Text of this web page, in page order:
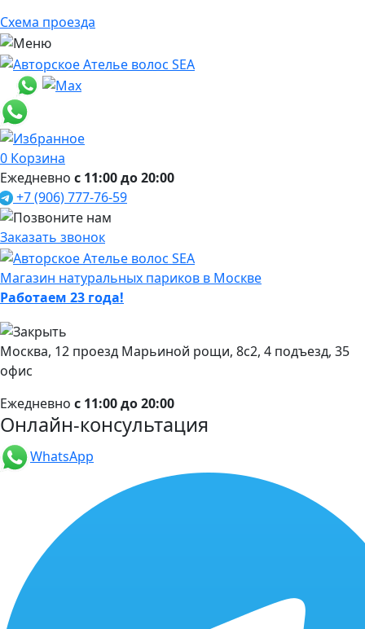
Схема проезда
0 Корзина
Ежедневно с 11:00 до 20:00
+7 (906) 777-76-59
Заказать звонок
Магазин натуральных париков в Москве
Работаем 23 года!
Москва, 12 проезд Марьиной рощи, 8с2, 4 подъезд, 35
офис
Ежедневно с 11:00 до 20:00
Онлайн-консультация
WhatsApp